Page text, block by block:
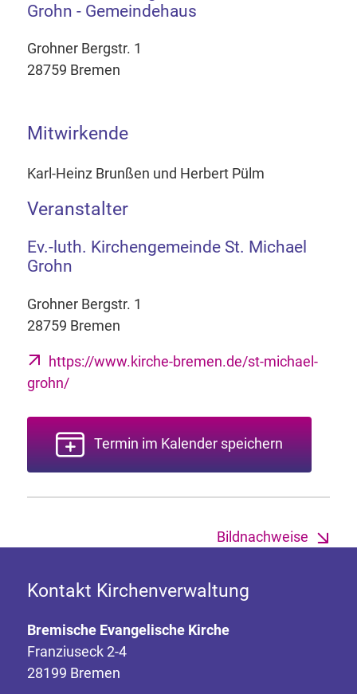
Grohn - Gemeindehaus
Grohner Bergstr. 1
28759 Bremen
Mitwirkende
Karl-Heinz Brunßen und Herbert Pülm
Veranstalter
Ev.-luth. Kirchengemeinde St. Michael
Grohn
Grohner Bergstr. 1
28759 Bremen
https://www.kirche-bremen.de/st-michael-
grohn/
Termin im Kalender speichern
Bildnachweise
Kontakt Kirchenverwaltung
Bremische Evangelische Kirche
Franziuseck 2-4
28199 Bremen